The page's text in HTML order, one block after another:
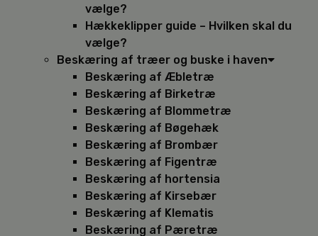
vælge?
Hækkeklipper guide – Hvilken skal du
vælge?
Beskæring af træer og buske i haven
Beskæring af Æbletræ
Beskæring af Birketræ
Beskæring af Blommetræ
Beskæring af Bøgehæk
Beskæring af Brombær
Beskæring af Figentræ
Beskæring af hortensia
Beskæring af Kirsebær
Beskæring af Klematis
Beskæring af Pæretræ